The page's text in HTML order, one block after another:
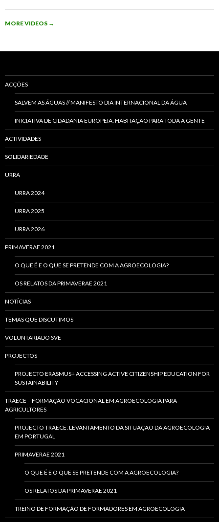
MORE VIDEOS →
ACÇÕES
SALVEM AS ÁGUAS // MANIFESTO DIA INTERNACIONAL DA ÁGUA
INICIATIVA DE CIDADANIA EUROPEIA: HABITAÇÃO PARA TODA A GENTE
ACTIVIDADES
SOLIDARIEDADE
URRA
URRA 2024
URRA 2025
URRA 2026
PRIMAVERAE 2021
O QUE É E O QUE SE PRETENDE COM A AGROECOLOGIA?
OS RELATOS DA PRIMAVERAE 2021
NOTÍCIAS
TEMAS QUE DISCUTIMOS
VOLUNTARIADO SVE
PROJECTOS
PROJECTO ERASMUS+ ACCESSING ACTIVE CITIZENSHIP EDUCATION FOR
SUSTAINABILITY
TRAECE – FORMAÇÃO VOCACIONAL EM AGROECOLOGIA PARA
AGRICULTORES
PROJECTO TRAECE: LEVANTAMENTO DA SITUAÇÃO DA AGROECOLOGIA
EM PORTUGAL
PRIMAVERAE 2021
O QUE É E O QUE SE PRETENDE COM A AGROECOLOGIA?
OS RELATOS DA PRIMAVERAE 2021
TREINO DE FORMAÇÃO DE FORMADORES EM AGROECOLOGIA